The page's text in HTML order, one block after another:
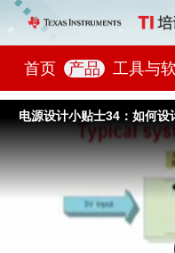
首页 产品 工具与
电源设计小贴士34：如何设